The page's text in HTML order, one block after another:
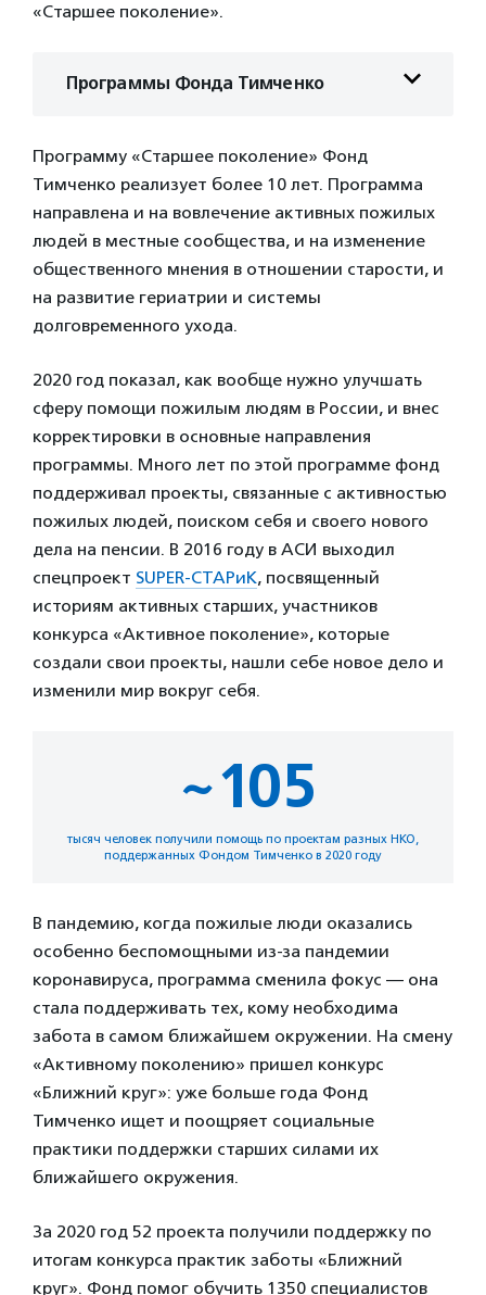
«Старшее поколение».
Программы Фонда Тимченко
Программу «Старшее поколение» Фонд
Тимченко реализует более 10 лет. Программа
направлена и на вовлечение активных пожилых
людей в местные сообщества, и на изменение
общественного мнения в отношении старости, и
на развитие гериатрии и системы
долговременного ухода.
2020 год показал, как вообще нужно улучшать
сферу помощи пожилым людям в России, и внес
корректировки в основные направления
программы. Много лет по этой программе фонд
поддерживал проекты, связанные с активностью
пожилых людей, поиском себя и своего нового
дела на пенсии. В 2016 году в АСИ выходил
спецпроект SUPER-СТАРиК, посвященный
историям активных старших, участников
конкурса «Активное поколение», которые
создали свои проекты, нашли себе новое дело и
изменили мир вокруг себя.
~105
тысяч человек получили помощь по проектам разных НКО,
поддержанных Фондом Тимченко в 2020 году
В пандемию, когда пожилые люди оказались
особенно беспомощными из-за пандемии
коронавируса, программа сменила фокус — она
стала поддерживать тех, кому необходима
забота в самом ближайшем окружении. На смену
«Активному поколению» пришел конкурс
«Ближний круг»: уже больше года Фонд
Тимченко ищет и поощряет социальные
практики поддержки старших силами их
ближайшего окружения.
За 2020 год 52 проекта получили поддержку по
итогам конкурса практик заботы «Ближний
круг». Фонд помог обучить 1350 специалистов